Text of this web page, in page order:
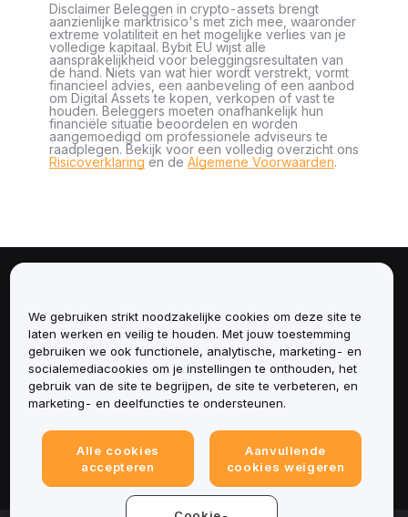
Disclaimer Beleggen in crypto-assets brengt
aanzienlijke marktrisico's met zich mee, waaronder
extreme volatiliteit en het mogelijke verlies van je
volledige kapitaal. Bybit EU wijst alle
aansprakelijkheid voor beleggingsresultaten van
de hand. Niets van wat hier wordt verstrekt, vormt
financieel advies, een aanbeveling of een aanbod
om Digital Assets te kopen, verkopen of vast te
houden. Beleggers moeten onafhankelijk hun
financiële situatie beoordelen en worden
aangemoedigd om professionele adviseurs te
raadplegen. Bekijk voor een volledig overzicht ons
Risicoverklaring en de Algemene Voorwaarden.
Diensten
Ondersteuning
Juridisch
We gebruiken strikt noodzakelijke cookies om deze site te
laten werken en veilig te houden. Met jouw toestemming
gebruiken we ook functionele, analytische, marketing- en
socialemediacookies om je instellingen te onthouden, het
gebruik van de site te begrijpen, de site te verbeteren, en
marketing- en deelfuncties te ondersteunen.
Alle cookies
accepteren
Aanvullende
cookies weigeren